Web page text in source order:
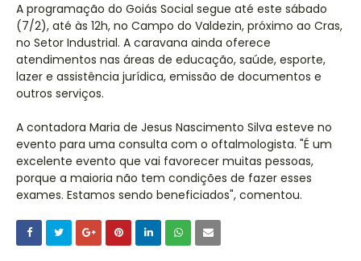
A programação do Goiás Social segue até este sábado
(7/2), até às 12h, no Campo do Valdezin, próximo ao Cras,
no Setor Industrial. A caravana ainda oferece
atendimentos nas áreas de educação, saúde, esporte,
lazer e assistência jurídica, emissão de documentos e
outros serviços.
A contadora Maria de Jesus Nascimento Silva esteve no
evento para uma consulta com o oftalmologista. "É um
excelente evento que vai favorecer muitas pessoas,
porque a maioria não tem condições de fazer esses
exames. Estamos sendo beneficiados", comentou.